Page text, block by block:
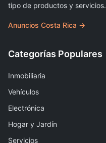
tipo de productos y servicios.
Anuncios Costa Rica →
Categorías Populares
Inmobiliaria
Vehículos
Electrónica
Hogar y Jardín
Servicios